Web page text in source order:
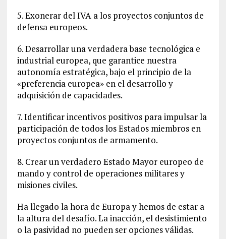
5. Exonerar del IVA a los proyectos conjuntos de
defensa europeos.
6. Desarrollar una verdadera base tecnológica e
industrial europea, que garantice nuestra
autonomía estratégica, bajo el principio de la
«preferencia europea» en el desarrollo y
adquisición de capacidades.
7. Identificar incentivos positivos para impulsar la
participación de todos los Estados miembros en
proyectos conjuntos de armamento.
8. Crear un verdadero Estado Mayor europeo de
mando y control de operaciones militares y
misiones civiles.
Ha llegado la hora de Europa y hemos de estar a
la altura del desafío. La inacción, el desistimiento
o la pasividad no pueden ser opciones válidas.